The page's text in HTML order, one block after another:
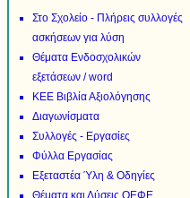
Στο Σχολείο - Πλήρεις συλλογές
ασκήσεων για λύση
Θέματα Ενδοσχολικών
εξετάσεων / word
ΚΕΕ Βιβλία Αξιολόγησης
Διαγωνίσματα
Συλλογές - Εργασίες
Φύλλα Εργασίας
Εξεταστέα Ύλη & Οδηγίες
Θέματα και Λύσεις ΟΕΦΕ